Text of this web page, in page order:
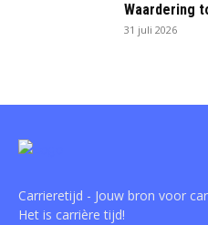
Waardering
31 juli 2026
Carrieretijd - Jouw bron voor
Het is carrière tijd!